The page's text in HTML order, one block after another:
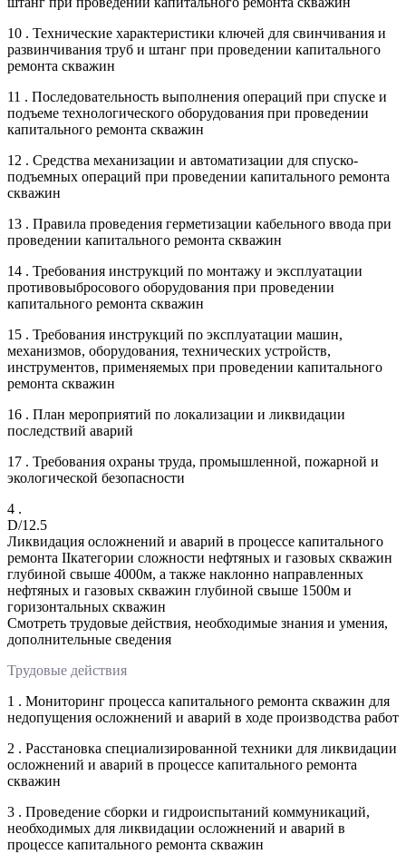
10 . Технические характеристики ключей для свинчивания и
развинчивания труб и штанг при проведении капитального
ремонта скважин
11 . Последовательность выполнения операций при спуске и
подъеме технологического оборудования при проведении
капитального ремонта скважин
12 . Средства механизации и автоматизации для спуско-
подъемных операций при проведении капитального ремонта
скважин
13 . Правила проведения герметизации кабельного ввода при
проведении капитального ремонта скважин
14 . Требования инструкций по монтажу и эксплуатации
противовыбросового оборудования при проведении
капитального ремонта скважин
15 . Требования инструкций по эксплуатации машин,
механизмов, оборудования, технических устройств,
инструментов, применяемых при проведении капитального
ремонта скважин
16 . План мероприятий по локализации и ликвидации
последствий аварий
17 . Требования охраны труда, промышленной, пожарной и
экологической безопасности
4 .
D/12.5
Ликвидация осложнений и аварий в процессе капитального
ремонта IIкатегории сложности нефтяных и газовых скважин
глубиной свыше 4000м, а также наклонно направленных
нефтяных и газовых скважин глубиной свыше 1500м и
горизонтальных скважин
Смотреть трудовые действия, необходимые знания и умения,
дополнительные сведения
Трудовые действия
1 . Мониторинг процесса капитального ремонта скважин для
недопущения осложнений и аварий в ходе производства работ
2 . Расстановка специализированной техники для ликвидации
осложнений и аварий в процессе капитального ремонта
скважин
3 . Проведение сборки и гидроиспытаний коммуникаций,
необходимых для ликвидации осложнений и аварий в
процессе капитального ремонта скважин